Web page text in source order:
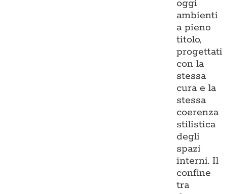
oggi
ambienti
a pieno
titolo,
progettati
con la
stessa
cura e la
stessa
coerenza
stilistica
degli
spazi
interni. Il
confine
tra